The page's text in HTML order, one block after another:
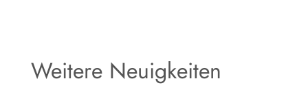
Weitere Neuigkeiten